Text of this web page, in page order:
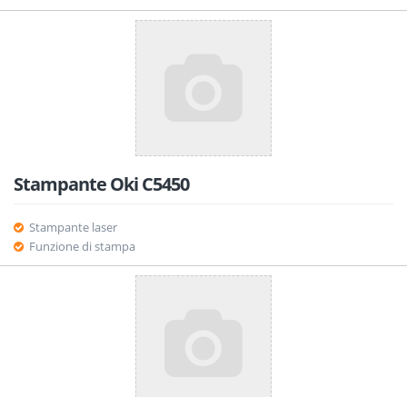
Stampante Oki C5450
Stampante laser
Funzione di stampa